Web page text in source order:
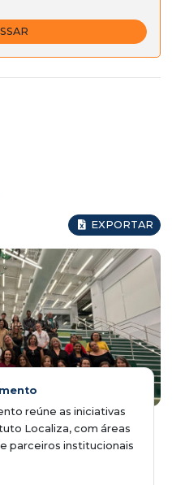
EXPORTAR
reúne as iniciativas
Localiza, com áreas
parceiros institucionais